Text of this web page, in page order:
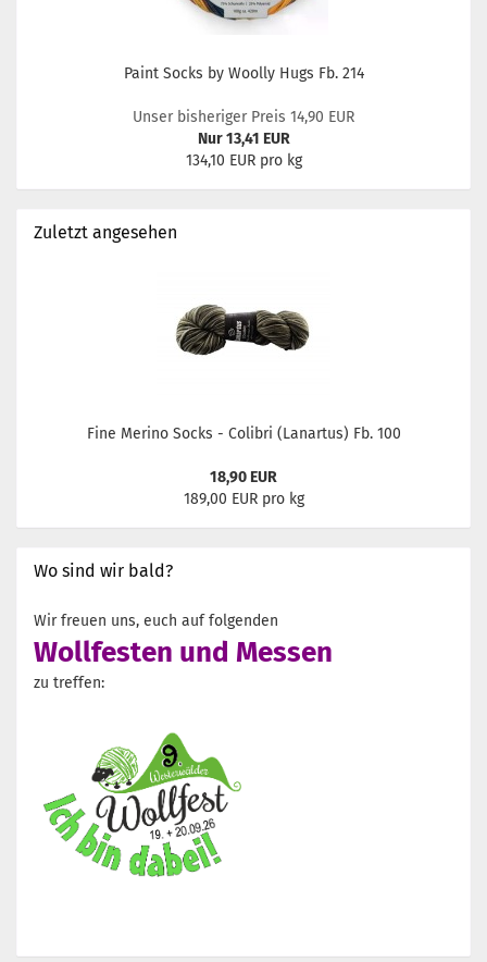
Paint Socks by Woolly Hugs Fb. 214
Unser bisheriger Preis 14,90 EUR
Nur 13,41 EUR
134,10 EUR pro kg
Zuletzt angesehen
Fine Merino Socks - Colibri (Lanartus) Fb. 100
18,90 EUR
189,00 EUR pro kg
Wo sind wir bald?
Wir freuen uns, euch auf folgenden
Wollfesten und Messen
zu treffen: